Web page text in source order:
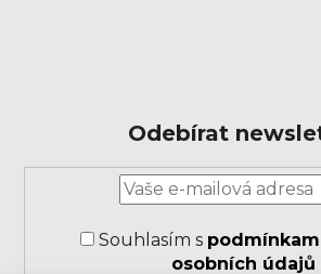
Odebírat
odběruSouhlasím s
osobních údajů